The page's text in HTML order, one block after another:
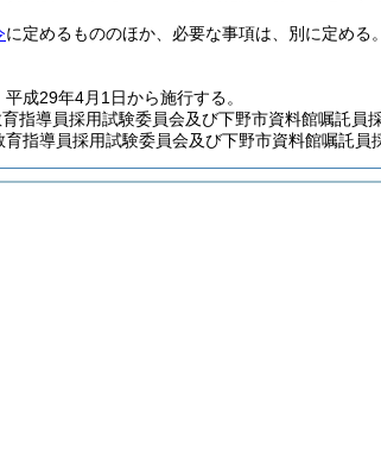
に定めるもののほか、必要な事項は、別に定める。
平成29年4月1日から施行する。
指導員採用試験委員会及び下野市資料館嘱託員
育指導員採用試験委員会及び下野市資料館嘱託員